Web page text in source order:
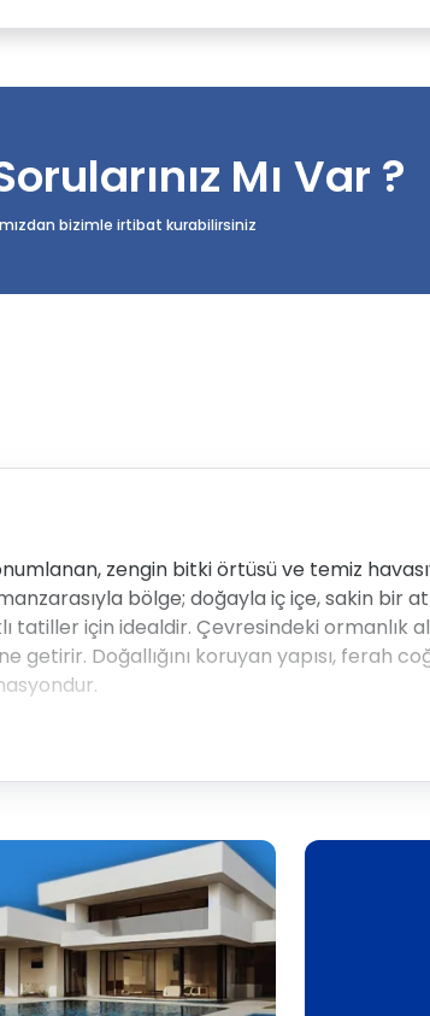
Mı Var ?
bizimle irtibat kurabilirsiniz
zengin bitki örtüsü ve temiz
bölge; doğayla iç içe, sakin bir
tatiller için idealdir. Çevresindeki ormanlık
getirir. Doğallığını koruyan yapısı, ferah